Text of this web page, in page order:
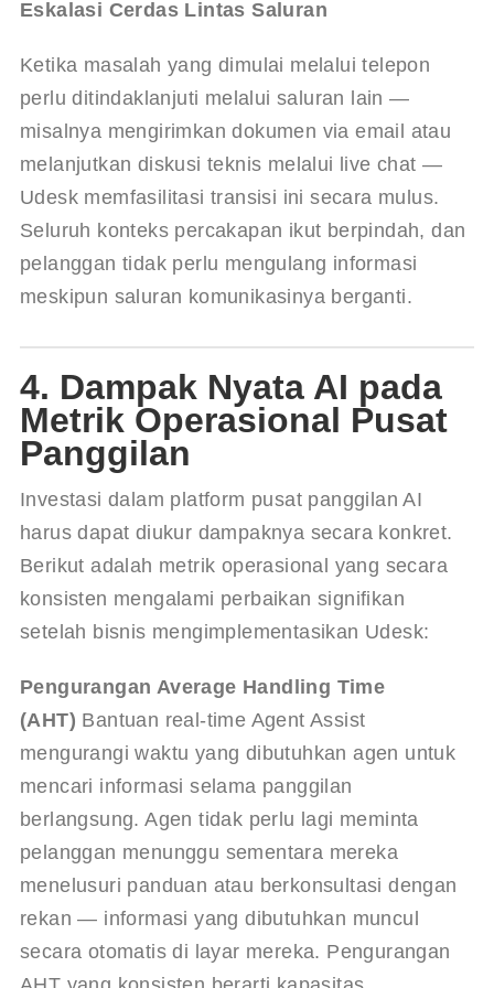
Eskalasi Cerdas Lintas Saluran
Ketika masalah yang dimulai melalui telepon
perlu ditindaklanjuti melalui saluran lain —
misalnya mengirimkan dokumen via email atau
melanjutkan diskusi teknis melalui live chat —
Udesk memfasilitasi transisi ini secara mulus.
Seluruh konteks percakapan ikut berpindah, dan
pelanggan tidak perlu mengulang informasi
meskipun saluran komunikasinya berganti.
4. Dampak Nyata AI pada
Metrik Operasional Pusat
Panggilan
Investasi dalam platform pusat panggilan AI
harus dapat diukur dampaknya secara konkret.
Berikut adalah metrik operasional yang secara
konsisten mengalami perbaikan signifikan
setelah bisnis mengimplementasikan Udesk:
Pengurangan Average Handling Time
(AHT) Bantuan real-time Agent Assist
mengurangi waktu yang dibutuhkan agen untuk
mencari informasi selama panggilan
berlangsung. Agen tidak perlu lagi meminta
pelanggan menunggu sementara mereka
menelusuri panduan atau berkonsultasi dengan
rekan — informasi yang dibutuhkan muncul
secara otomatis di layar mereka. Pengurangan